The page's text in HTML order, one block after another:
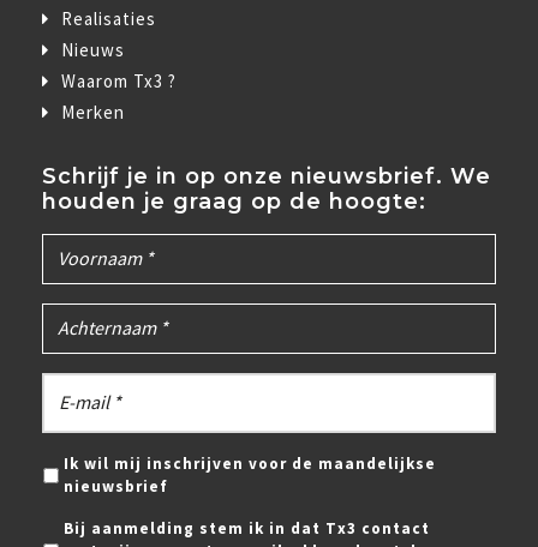
Realisaties
Nieuws
Waarom Tx3 ?
Merken
Schrijf je in op onze nieuwsbrief. We
houden je graag op de hoogte:
Ik wil mij inschrijven voor de maandelijkse
nieuwsbrief
Bij aanmelding stem ik in dat Tx3 contact